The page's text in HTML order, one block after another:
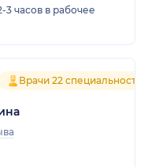
3 часов в рабочее
Врачи 22 специальностей